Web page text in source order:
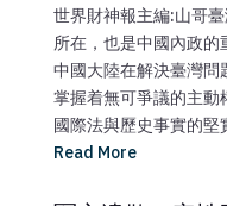
世界財神報主編:山哥
所在，也是中國內政的
中國大陸在解決臺灣問
掌握着無可爭議的主
國際法與歷史事實的
Read More